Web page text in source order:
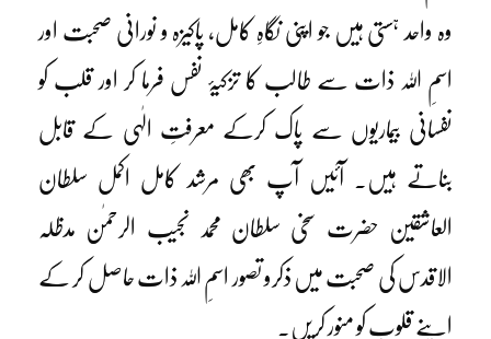
وہ واحد ہستی ہیں جو اپنی نگاہِ کامل، پاکیزہ و نورانی صحبت اور
اسمِ اللہ ذات سے طالب کا تزکیۂ نفس فرما کر اور قلب کو
نفسانی بیماریوں سے پاک کرکے معرفتِ الٰہی کے قابل
بناتے ہیں۔ آئیں آپ بھی مرشد کامل اکمل سلطان
العاشقین حضرت سخی سلطان محمد نجیب الرحمٰن مدظلہ
الاقدس کی صحبت میں ذکرو تصور اسمِ اللہ ذات حاصل کر کے
اپنے قلوب کو منور کریں۔